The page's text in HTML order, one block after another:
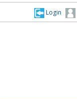
Login